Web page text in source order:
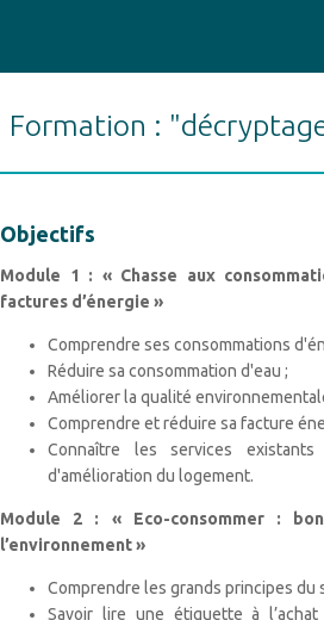
Formation :
Objectifs
Module 1 : « Chasse aux
factures d’énergie »
Comprendre ses consommations
Réduire sa consommation d'eau ;
Améliorer la qualité
Comprendre et réduire sa facture
Connaître les services existants
d'amélioration du logement.
Module 2 : « Eco-consommer :
l’environnement »
Comprendre les grands principes du
Savoir lire une étiquette à